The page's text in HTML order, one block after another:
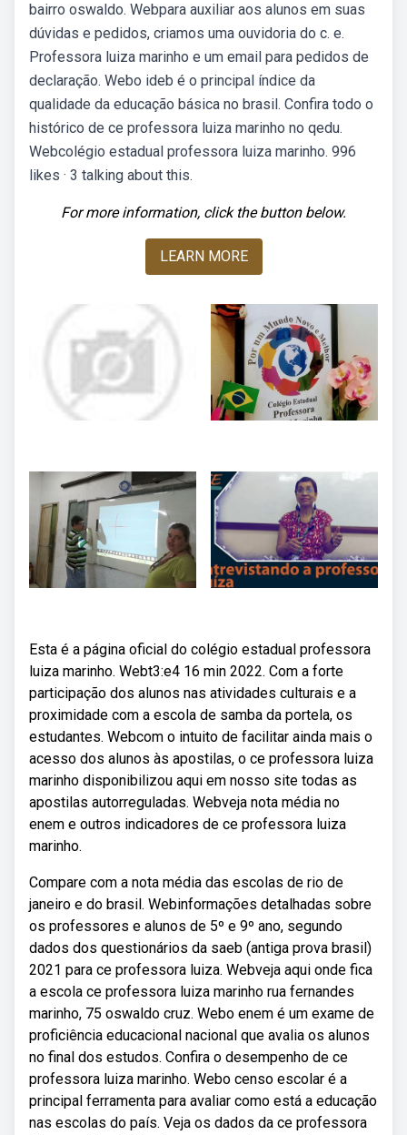
bairro oswaldo. Webpara auxiliar aos alunos em suas
dúvidas e pedidos, criamos uma ouvidoria do c. e.
Professora luiza marinho e um email para pedidos de
declaração. Webo ideb é o principal índice da
qualidade da educação básica no brasil. Confira todo o
histórico de ce professora luiza marinho no qedu.
Webcolégio estadual professora luiza marinho. 996
likes · 3 talking about this.
For more information, click the button below.
LEARN MORE
Esta é a página oficial do colégio estadual professora
luiza marinho. Webt3:e4 16 min 2022. Com a forte
participação dos alunos nas atividades culturais e a
proximidade com a escola de samba da portela, os
estudantes. Webcom o intuito de facilitar ainda mais o
acesso dos alunos às apostilas, o ce professora luiza
marinho disponibilizou aqui em nosso site todas as
apostilas autorreguladas. Webveja nota média no
enem e outros indicadores de ce professora luiza
marinho.
Compare com a nota média das escolas de rio de
janeiro e do brasil. Webinformações detalhadas sobre
os professores e alunos de 5º e 9º ano, segundo
dados dos questionários da saeb (antiga prova brasil)
2021 para ce professora luiza. Webveja aqui onde fica
a escola ce professora luiza marinho rua fernandes
marinho, 75 oswaldo cruz. Webo enem é um exame de
proficiência educacional nacional que avalia os alunos
no final dos estudos. Confira o desempenho de ce
professora luiza marinho. Webo censo escolar é a
principal ferramenta para avaliar como está a educação
nas escolas do país. Veja os dados da ce professora